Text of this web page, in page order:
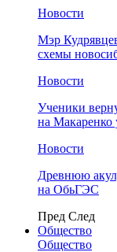
Новости
Мэр
схемы
Новости
Ученики
на Макаренко
Новости
Древнюю
на ОбьГЭС
Пред След
Общество
Общество